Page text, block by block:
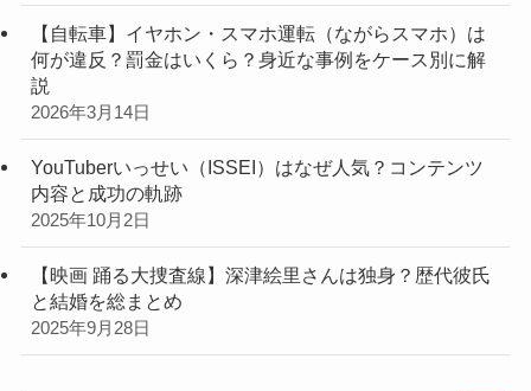
【自転車】イヤホン・スマホ運転（ながらスマホ）は
何が違反？罰金はいくら？身近な事例をケース別に解
説
2026年3月14日
YouTuberいっせい（ISSEI）はなぜ人気？コンテンツ
内容と成功の軌跡
2025年10月2日
【映画 踊る大捜査線】深津絵里さんは独身？歴代彼氏
と結婚を総まとめ
2025年9月28日